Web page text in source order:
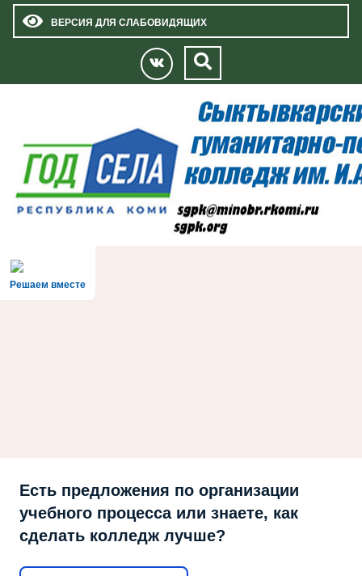
ВЕРСИЯ ДЛЯ СЛАБОВИДЯЩИХ
Решаем вместе
Есть предложения по организации
учебного процесса или знаете, как
сделать колледж лучше?